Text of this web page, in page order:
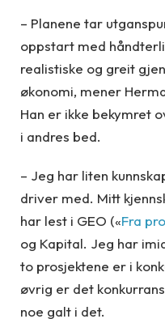
– Planene tar
oppstart med
realistiske og greit
økonomi, mener
Han er ikke bekymret
i andres bed.
– Jeg har liten
driver med. Mitt
har lest i GEO («Fra
og Kapital. Jeg har
to prosjektene er i
øvrig er det
noe galt i det.